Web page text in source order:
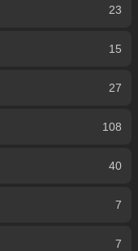
23
15
27
108
40
7
7